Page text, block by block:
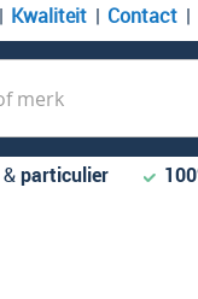
Kwaliteit Contact
&particulier